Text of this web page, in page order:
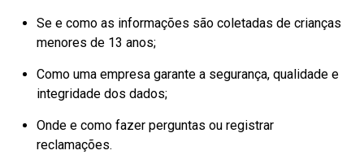
Se e como as informações são coletadas de crianças
menores de 13 anos;
Como uma empresa garante a segurança, qualidade e
integridade dos dados;
Onde e como fazer perguntas ou registrar
reclamações.